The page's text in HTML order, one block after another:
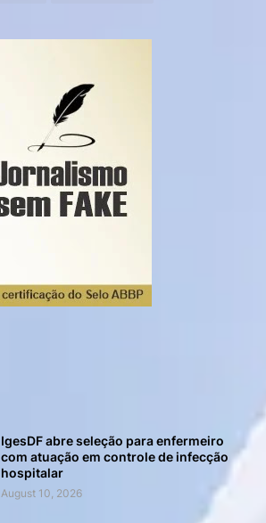
IgesDF abre seleção para enfermeiro
com atuação em controle de infecção
hospitalar
August 10, 2026